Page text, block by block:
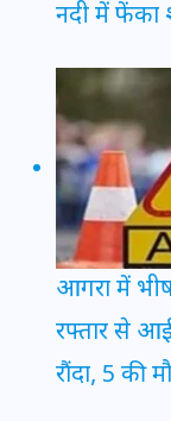
नदी में फेंका
आगरा में
रफ्तार से
रौंदा, 5 की